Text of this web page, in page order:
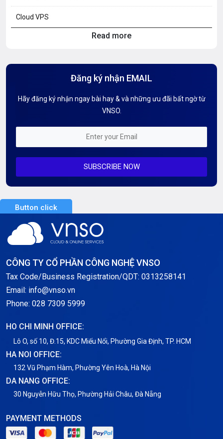
Cloud VPS
Hướng dẫn Tên miền
Kiến thức AI
Mỗi tuần 01 Server
Server Dedicated (Máy chủ riêng)
Server GPU
Server Windows
Notification
Thông tin chung
Tin tức
VNPT
Read more
Đăng ký nhận EMAIL
Hãy đăng ký nhận ngay bài hay & và những ưu đãi bất ngờ từ
VNSO.
SUBSCRIBE NOW
Button click
CÔNG TY CỔ PHẦN CÔNG NGHỆ VNSO
Tax Code/Business Registration/QDT: 0313258141
Email: info@vnso.vn
Phone: 028 7309 5999
HO CHI MINH OFFICE:
Lô O, số 10, Đ.15, KDC Miếu Nổi, Phường Gia Định, TP. HCM
HA NOI OFFICE:
132 Vũ Phạm Hàm, Phường Yên Hoà, Hà Nội
DA NANG OFFICE:
30 Nguyễn Hữu Thọ, Phường Hải Châu, Đà Nẵng
PAYMENT METHODS